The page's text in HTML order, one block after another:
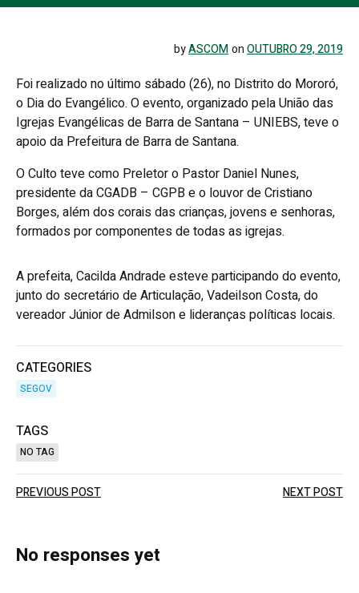
byASCOMonOUTUBRO 29, 2019
Foi realizado no último sábado (26), no Distrito do Mororó,
o Dia do Evangélico. O evento, organizado pela União das
Igrejas Evangélicas de Barra de Santana – UNIEBS, teve o
apoio da Prefeitura de Barra de Santana.
O Culto teve como Preletor o Pastor Daniel Nunes,
presidente da CGADB – CGPB e o louvor de Cristiano
Borges, além dos corais das crianças, jovens e senhoras,
formados por componentes de todas as igrejas.
A prefeita, Cacilda Andrade esteve participando do evento,
junto do secretário de Articulação, Vadeilson Costa, do
vereador Júnior de Admilson e lideranças políticas locais.
CATEGORIES
SEGOV
TAGS
NO TAG
Post
navigation
PREVIOUS POST NEXT POST
No responses yet